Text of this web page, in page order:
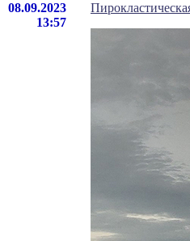
08.09.2023
13:57